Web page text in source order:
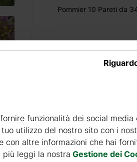
Pommier 10 Pareti da
Consegna
Prezzo di consegna nella
funzionalità dei social media
utilizzo del nostro sito con i
altre informazioni che hai
più leggi la nostra Gestione dei